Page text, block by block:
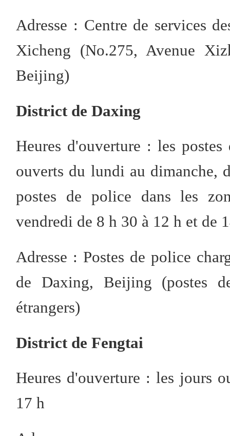
Adresse : Centre de services
Xicheng (No.275, Avenue
Beijing)
District de Daxing
Heures d'ouverture : les
ouverts du lundi au dimanche,
postes de police dans les
vendredi de 8 h 30 à 12 h et de
Adresse : Postes de police
de Daxing, Beijing (postes
étrangers)
District de Fengtai
Heures d'ouverture : les jours
17 h